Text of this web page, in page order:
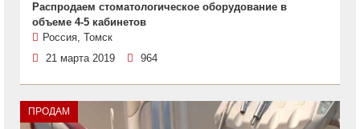
Распродаем стоматологическое оборудование в
объеме 4-5 кабинетов
Россия, Томск
21 марта 2019
964
ПРОДАМ